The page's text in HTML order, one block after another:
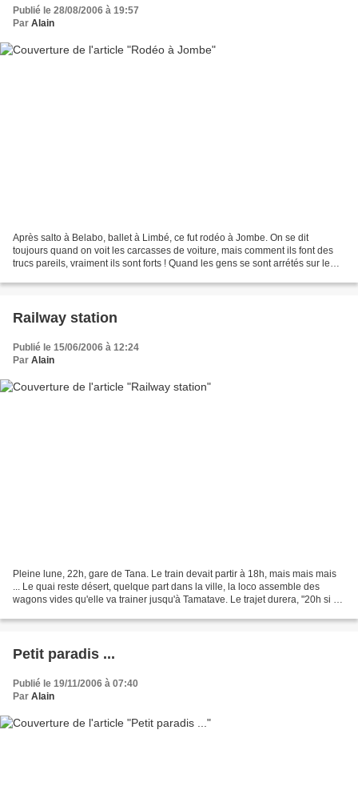
Publié le 28/08/2006 à 19:57
Par Alain
Après salto à Belabo, ballet à Limbé, ce fut rodéo à Jombe. On se dit
toujours quand on voit les carcasses de voiture, mais comment ils font des
trucs pareils, vraiment ils sont forts ! Quand les gens se sont arrétés sur le
Railway station
Publié le 15/06/2006 à 12:24
Par Alain
Pleine lune, 22h, gare de Tana. Le train devait partir à 18h, mais mais mais
... Le quai reste désert, quelque part dans la ville, la loco assemble des
wagons vides qu'elle va trainer jusqu'à Tamatave. Le trajet durera, "20h si on
Petit paradis ...
Publié le 19/11/2006 à 07:40
Par Alain